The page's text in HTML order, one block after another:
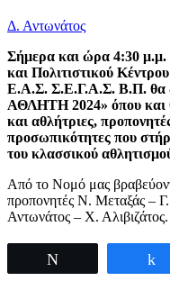
Δ. Αντωνάτος
Σήμερα και ώρα 4:30 μ.μ.
και Πολιτιστικού
Ε.Α.Σ. Σ.Ε.Γ.Α.Σ. Β.Π. θα
ΑΘΛΗΤΗ 2024» όπου και
και αθλήτριες,
προσωπικότητες που
του κλασσικού
Από το Νομό μας
προπονητές Ν. Μεταξάς – Γ.
Αντωνάτος – Χ. Αλιβιζάτος.